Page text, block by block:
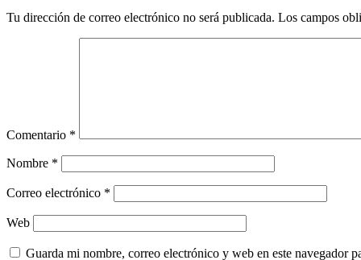
Tu dirección de correo electrónico no será publicada. Los campos
Comentario *
Nombre *
Correo electrónico *
Web
Guarda mi nombre, correo electrónico y web en este navegador